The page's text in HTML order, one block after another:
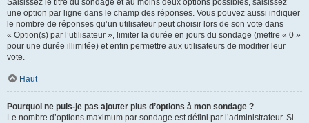
Saisissez le titre du sondage et au moins deux options possibles, saisissez
une option par ligne dans le champ des réponses. Vous pouvez aussi indiquer
le nombre de réponses qu’un utilisateur peut choisir lors de son vote dans
« Option(s) par l’utilisateur », limiter la durée en jours du sondage (mettre « 0 »
pour une durée illimitée) et enfin permettre aux utilisateurs de modifier leur
vote.
Haut
Pourquoi ne puis-je pas ajouter plus d’options à mon sondage ?
Le nombre d’options maximum par sondage est défini par l’administrateur. Si